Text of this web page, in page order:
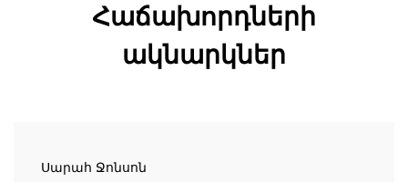
Հաճախորդների
ակնարկներ
Սարահ Ջոնսոն